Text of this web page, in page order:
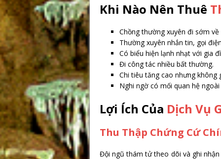
Khi Nào Nên Thuê
Chồng thường xuyên đi sớm
Thường xuyên nhắn tin, gọi
Có biểu hiện lạnh nhạt với gia
Đi công tác nhiều bất thường.
Chi tiêu tăng cao nhưng không
Nghi ngờ có mối quan hệ
Lợi Ích Của Dịch Vụ
Thu Thập Chứng Cứ
Đội ngũ thám tử theo dõi và ghi